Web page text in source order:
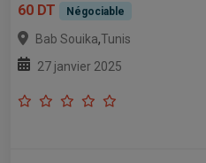
60 DT
Négociable
Bab Souika,Tunis
27 janvier 2025